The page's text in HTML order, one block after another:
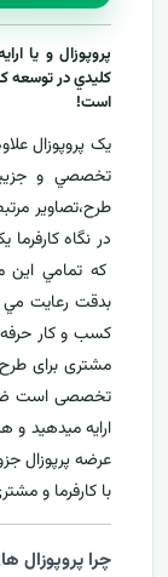
پروپوزال و يا
کليدي در
است!
يک پروپوزال
تخصصي و
طرح،تصاوير
در نگاه
که تمامي اين
بدقت رعايت مي
کسب و کار
مشتری برای
تخصصی است
ارايه ميدهید و
عرضه پرپوزال
با کارفرما و
چرا پروپوزال